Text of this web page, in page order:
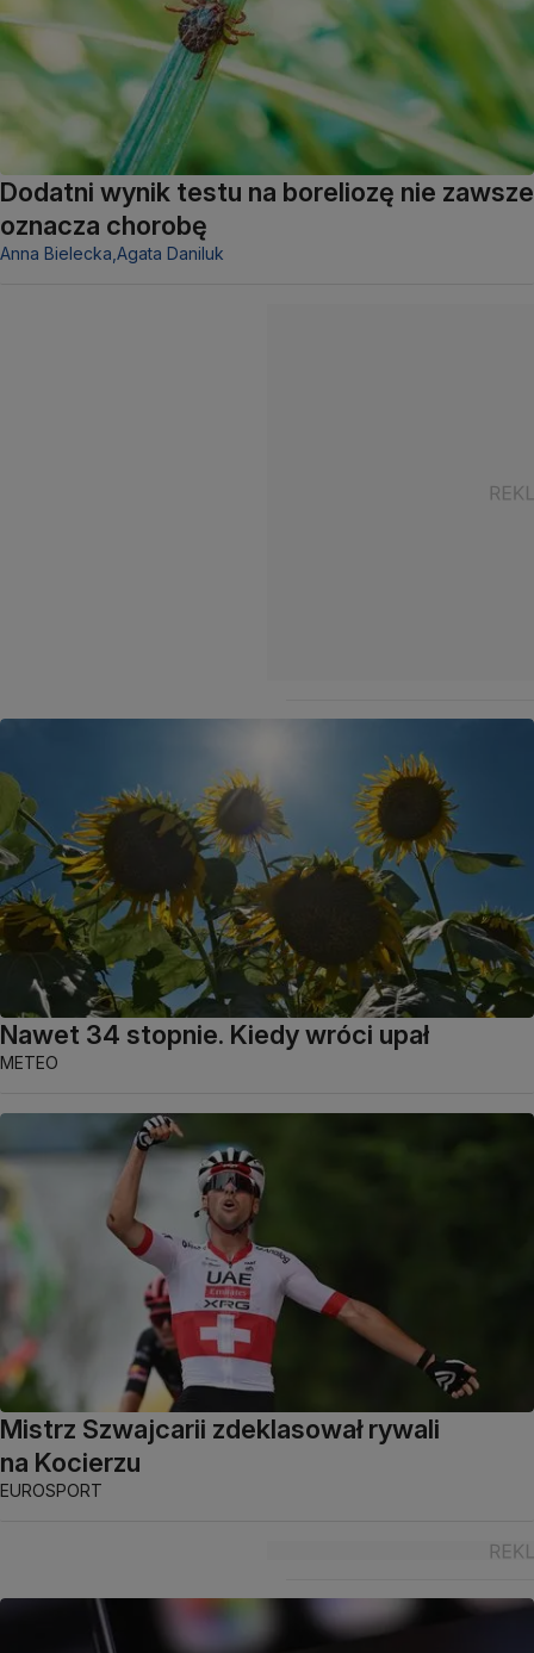
Dodatni wynik testu na boreliozę nie zawsze
oznacza chorobę
Anna Bielecka, Agata Daniluk
Nawet 34 stopnie. Kiedy wróci upał
METEO
Mistrz Szwajcarii zdeklasował rywali
na Kocierzu
EUROSPORT